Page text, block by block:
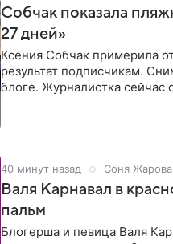
Собчак показала
27 дней»
Ксения Собчак примерила
результат подписчикам.
блоге. Журналистка
40 минут назад Соня Жарова
Валя Карнавал в
пальм
Блогерша и певица Валя